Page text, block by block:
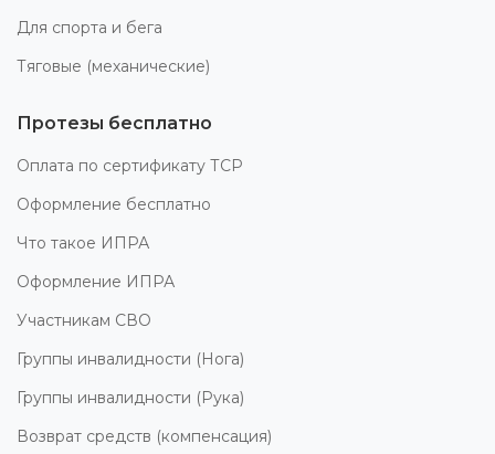
Для спорта и бега
Тяговые (механические)
Протезы бесплатно
Оплата по сертификату ТСР
Оформление бесплатно
Что такое ИПРА
Оформление ИПРА
Участникам СВО
Группы инвалидности (Нога)
Группы инвалидности (Рука)
Возврат средств (компенсация)